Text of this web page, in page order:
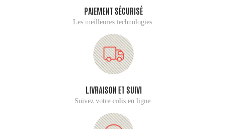
PAIEMENT SÉCURISÉ
Les meilleures technologies.
LIVRAISON ET SUIVI
Suivez votre colis en ligne.